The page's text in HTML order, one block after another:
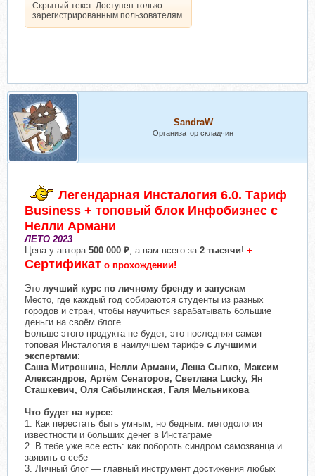
Скрытый текст. Доступен только
зарегистрированным пользователям.
SandraW
Организатор складчин
Легендарная Инсталогия 6.0. Тариф
Business + топовый блок Инфобизнес с
Нелли Армани
ЛЕТО 2023
Цена у автора 500 000 ₽, а вам всего за 2 тысячи! +
Сертификат о прохождении!
Это лучший курс по личному бренду и запускам
Место, где каждый год собираются студенты из разных
городов и стран, чтобы научиться зарабатывать большие
деньги на своём блоге.
Больше этого продукта не будет, это последняя самая
топовая Инсталогия в наилучшем тарифе с лучшими
экспертами:
Саша Митрошина, Нелли Армани, Леша Сыпко, Максим
Александров, Артём Сенаторов, Светлана Lucky, Ян
Сташкевич, Оля Сабылинская, Галя Мельникова
Что будет на курсе:
1. Как перестать быть умным, но бедным: методология
известности и больших денег в Инстаграме
2. В тебе уже все есть: как побороть синдром самозванца и
заявить о себе
3. Личный блог — главный инструмент достижения любых